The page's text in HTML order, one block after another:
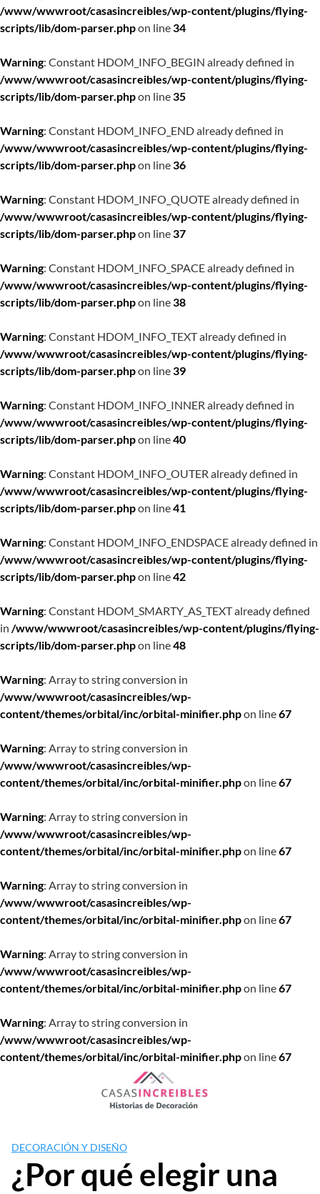
/www/wwwroot/casasincreibles/wp-content/plugins/flying-
scripts/lib/dom-parser.phpon line34
Warning: Constant HDOM_INFO_BEGIN already defined in
/www/wwwroot/casasincreibles/wp-content/plugins/flying-
scripts/lib/dom-parser.phpon line35
Warning: Constant HDOM_INFO_END already defined in
/www/wwwroot/casasincreibles/wp-content/plugins/flying-
scripts/lib/dom-parser.phpon line36
Warning: Constant HDOM_INFO_QUOTE already defined in
/www/wwwroot/casasincreibles/wp-content/plugins/flying-
scripts/lib/dom-parser.phpon line37
Warning: Constant HDOM_INFO_SPACE already defined in
/www/wwwroot/casasincreibles/wp-content/plugins/flying-
scripts/lib/dom-parser.phpon line38
Warning: Constant HDOM_INFO_TEXT already defined in
/www/wwwroot/casasincreibles/wp-content/plugins/flying-
scripts/lib/dom-parser.phpon line39
Warning: Constant HDOM_INFO_INNER already defined in
/www/wwwroot/casasincreibles/wp-content/plugins/flying-
scripts/lib/dom-parser.phpon line40
Warning: Constant HDOM_INFO_OUTER already defined in
/www/wwwroot/casasincreibles/wp-content/plugins/flying-
scripts/lib/dom-parser.phpon line41
Warning: Constant HDOM_INFO_ENDSPACE already defined in
/www/wwwroot/casasincreibles/wp-content/plugins/flying-
scripts/lib/dom-parser.phpon line42
Warning: Constant HDOM_SMARTY_AS_TEXT already defined
in /www/wwwroot/casasincreibles/wp-content/plugins/flying-
scripts/lib/dom-parser.phpon line48
Warning: Array to string conversion in
/www/wwwroot/casasincreibles/wp-
content/themes/orbital/inc/orbital-minifier.phpon line67
Warning: Array to string conversion in
/www/wwwroot/casasincreibles/wp-
content/themes/orbital/inc/orbital-minifier.phpon line67
Warning: Array to string conversion in
/www/wwwroot/casasincreibles/wp-
content/themes/orbital/inc/orbital-minifier.phpon line67
Warning: Array to string conversion in
/www/wwwroot/casasincreibles/wp-
content/themes/orbital/inc/orbital-minifier.phpon line67
Warning: Array to string conversion in
/www/wwwroot/casasincreibles/wp-
content/themes/orbital/inc/orbital-minifier.phpon line67
Warning: Array to string conversion in
/www/wwwroot/casasincreibles/wp-
content/themes/orbital/inc/orbital-minifier.phpon line67
DECORACIÓN Y DISEÑO
¿Por qué elegir una